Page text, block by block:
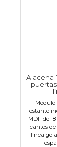
Alacena
Modulo
estante
MDF de
cantos de
línea